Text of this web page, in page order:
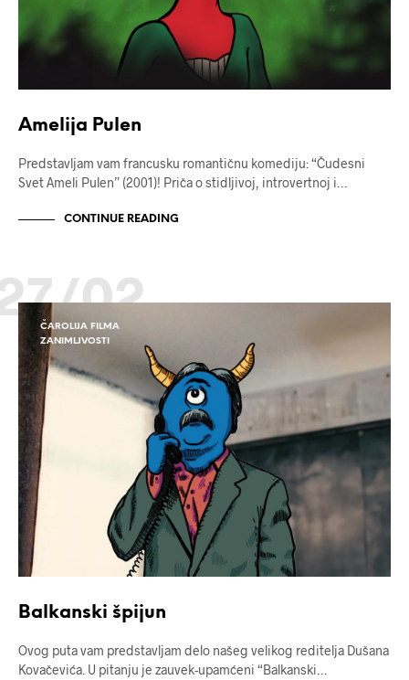
Amelija Pulen
Predstavljam vam francusku romantičnu komediju: “Čudesni
Svet Ameli Pulen” (2001)! Priča o stidljivoj, introvertnoj i…
CONTINUE READING
02
ČAROLIJA FILMA
ZANIMLJVOSTI
Balkanski špijun
Ovog puta vam predstavljam delo našeg velikog reditelja Dušana
Kovačevića. U pitanju je zauvek-upamćeni “Balkanski…